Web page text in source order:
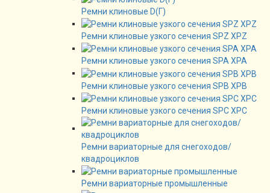
Ремни клиновые D(Г)
Ремни клиновые узкого сечения SPZ XPZ
Ремни клиновые узкого сечения SPA XPA
Ремни клиновые узкого сечения SPB XPB
Ремни клиновые узкого сечения SPC XPC
Ремни вариаторные для снегоходов/
квадроциклов
Ремни вариаторные промышленные